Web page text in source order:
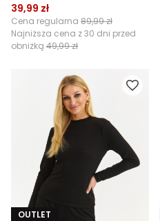
39,99 zł
Cena regularna 89,99 zł
Najniższa cena z 30 dni przed
obniżką 49,99 zł
OUTLET